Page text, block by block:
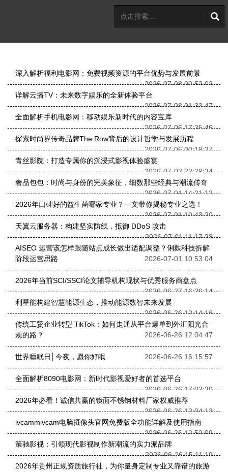
深入解析福利电影网：免费视频资源的平台优势与发展前景
2026-07-08 00:52:02
详解云播TV：未来数字娱乐的全新体验平台
2026-07-08 01:33:47
全面解析手机电影网：移动娱乐新时代的内容宝库
2026-07-06 17:35:46
探索时尚界传奇品牌The Row背后的设计哲学与发展历程
2026-07-06 00:19:37
青丝影院：打造专属你的沉浸式影视体验盛宴
2026-07-02 22:29:34
奢品包包：时尚与身份的完美象征，细数那些经典与潮流传奇
2026-07-01 14:21:12
2026年口碑好的益生菌哪家专业？一文带你揭秘专业之选！
2026-07-01 10:43:20
天翼云服务器：构建坚实防线，抵御 DDoS 攻击
2026-07-01 11:17:28
AISEO 运营该怎样跟随站点成长做出适配调整？俐麸科技拆解
阶段运营思路
2026-07-01 10:53:04
2026年当前SCI/SSCI论文辅导机构现状与优秀服务商盘点
2026-06-27 16:26:14
利星能构建智慧能源生态，推动能源数智未来发展
2026-06-26 12:14:16
传统工贸企业转型 TikTok：如何走通从平台爆单到外汇阳光合
规的路？
2026-06-26 12:04:47
世界睡眠日│今夜，愿你好眠 2026-06-26 16:15:57
全面解析8090电影网：新时代影视爱好者的首选平台
2026-06-26 17:02:30
2026年必看！诚信共赢的镜面不锈钢材料厂家权威推荐
2026-06-26 12:04:13
ivcammivcam电脑摄像头官网免费版全功能详解及使用指南
2026-06-26 12:52:09
策驰影视：引领现代影视制作新潮流的实力派品牌
2026-06-26 15:11:19
2026年贵州正规资质旅行社，为你量身定制专业又靠谱的旅游